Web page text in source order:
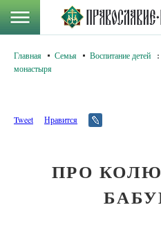
Главная Семья Воспитание детей :
монастыря
Tweet Нравится
ПРО